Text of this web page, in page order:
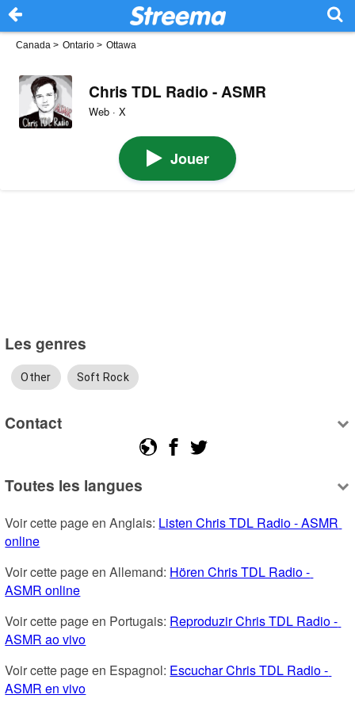
Canada > Ontario > Ottawa
Chris TDL Radio - ASMR
Web · X
Jouer
Les genres
Other Soft Rock
Contact
Toutes les langues
Voir cette page en Anglais: Listen Chris TDL Radio - ASMR
online
Voir cette page en Allemand: Hören Chris TDL Radio -
ASMR online
Voir cette page en Portugais: Reproduzir Chris TDL Radio -
ASMR ao vivo
Voir cette page en Espagnol: Escuchar Chris TDL Radio -
ASMR en vivo